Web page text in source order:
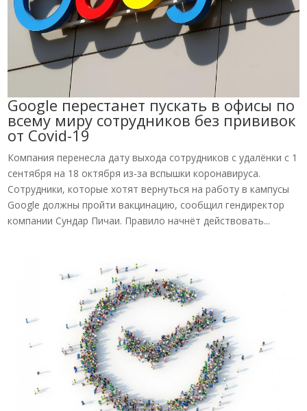
Google перестанет пускать в офисы по
всему миру сотрудников без прививок
от Covid-19
Компания перенесла дату выхода сотрудников с удалёнки с 1
сентября на 18 октября из-за вспышки коронавируса.
Сотрудники, которые хотят вернуться на работу в кампусы
Google должны пройти вакцинацию, сообщил гендиректор
компании Сундар Пичаи. Правило начнёт действовать...